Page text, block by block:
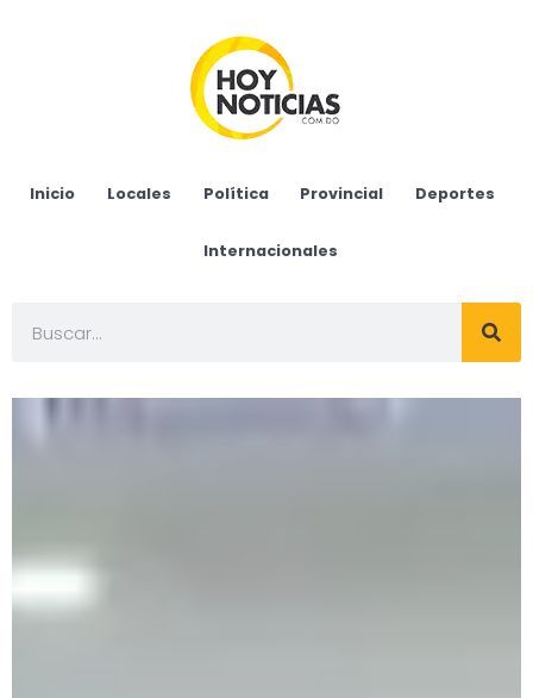
Inicio Locales Política Provincial Deportes
Internacionales